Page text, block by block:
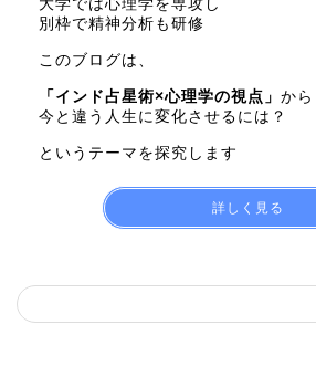
大学では心理学を専攻し
別枠で精神分析も研修
このブログは、
「インド占星術×心理学の視点」 から
今と違う人生に変化させるには？
というテーマを探究します
詳しく見る